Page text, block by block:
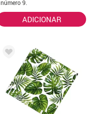
número 9.
ADICIONAR